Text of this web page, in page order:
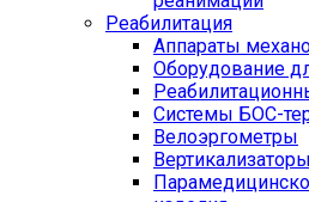
Реабилитация
Аппараты
Оборудование
Системы БОС-
Велоэргометры
Вертикализаторы